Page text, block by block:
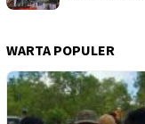
WARTA POPULER